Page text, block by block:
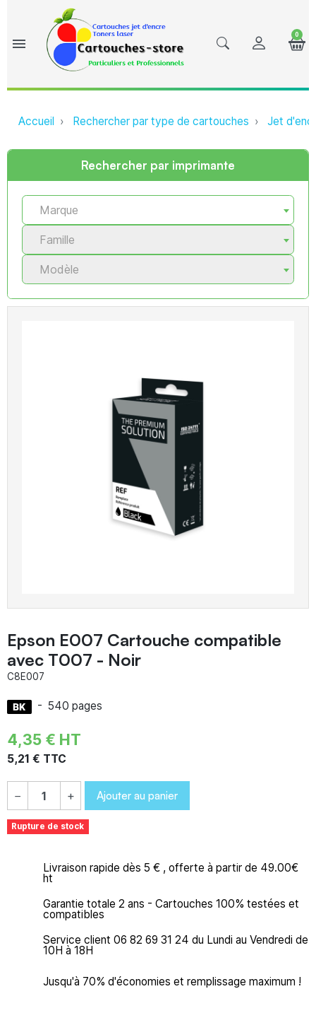
menu
0
Accueil Rechercher par type de cartouches Jet
Rechercher par imprimante
Marque
Famille
Modèle
Epson E007 Cartouche compatible
avec T007 - Noir
C8E007
- 540 pages
4,35 € HT
5,21 € TTC
− + Ajouter au panier
Rupture de stock
Livraison rapide dès 5 € , offerte à partir de 49.00€
ht
Garantie totale 2 ans - Cartouches 100% testées et
compatibles
Service client 06 82 69 31 24 du Lundi au Vendredi de
10H à 18H
Jusqu'à 70% d'économies et remplissage maximum !